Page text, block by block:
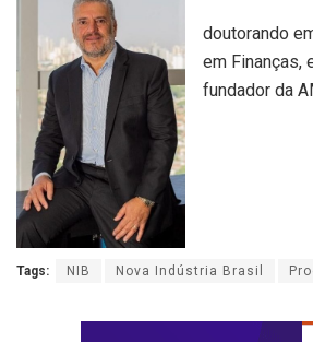
doutorando
em Finanças,
fundador da
Tags: NIB Nova Indústria Brasil